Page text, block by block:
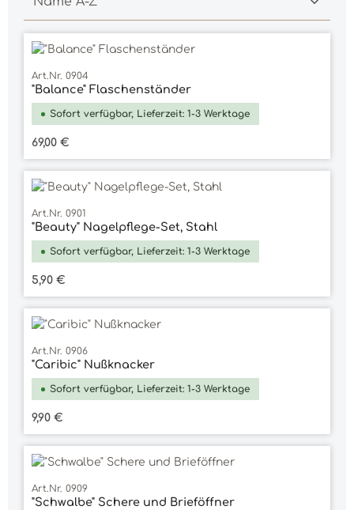
Art.Nr. 0904
"Balance" Flaschenständer
Sofort verfügbar, Lieferzeit: 1-3 Werktage
Regulärer Preis:
69,00 €
Art.Nr. 0901
"Beauty" Nagelpflege-Set, Stahl
Sofort verfügbar, Lieferzeit: 1-3 Werktage
Regulärer Preis:
5,90 €
Art.Nr. 0906
"Caribic" Nußknacker
Sofort verfügbar, Lieferzeit: 1-3 Werktage
Regulärer Preis:
9,90 €
Art.Nr. 0909
"Schwalbe" Schere und Brieföffner